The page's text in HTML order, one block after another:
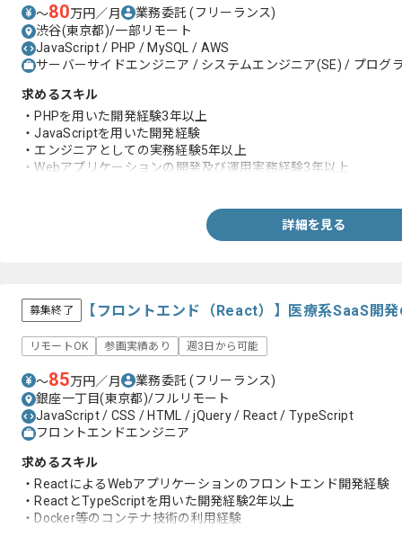
〜80万円／月 業務委託(フリーランス)
渋谷(東京都)/一部リモート
JavaScript / PHP / MySQL / AWS
サーバーサイドエンジニア / システムエンジニア(SE) / プログ
求めるスキル
・PHPを用いた開発経験3年以上
・JavaScriptを用いた開発経験
・エンジニアとしての実務経験5年以上
・Webアプリケーションの開発及び運用実務経験3年以上
詳細を見る
募集終了 【フロントエンド（React）】医療系SaaS開
リモートOK 参画実績あり 週3日から可能
〜85万円／月 業務委託(フリーランス)
銀座一丁目(東京都)/フルリモート
JavaScript / CSS / HTML / jQuery / React / TypeScript
フロントエンドエンジニア
求めるスキル
・ReactによるWebアプリケーションのフロントエンド開発経験
・ReactとTypeScriptを用いた開発経験2年以上
・Docker等のコンテナ技術の利用経験